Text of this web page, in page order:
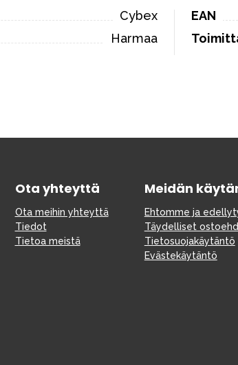
Cybex
Harmaa
EAN
Ota yhteyttä
Ota meihin yhteyttä
Tiedot
Tietoa meistä
Meidän
Ehtomme ja
Täydelliset
Tietosuojakäytäntö
Evästekäytäntö